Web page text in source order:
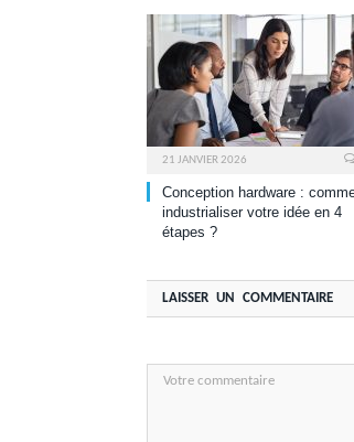
21 JANVIER 2026
Conception hardware :
industrialiser votre idée en 4
étapes ?
LAISSER UN COMMENTAIRE